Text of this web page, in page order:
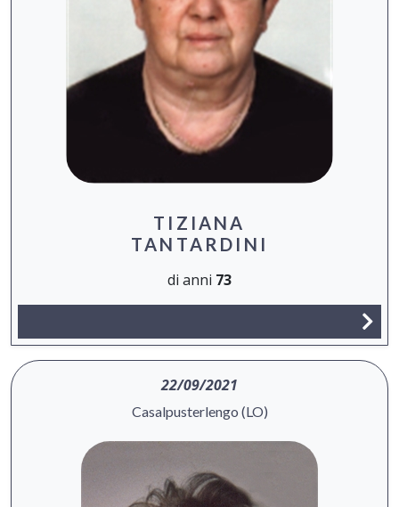
TIZIANA
TANTARDINI
di anni 73
22/09/2021
Casalpusterlengo (LO)